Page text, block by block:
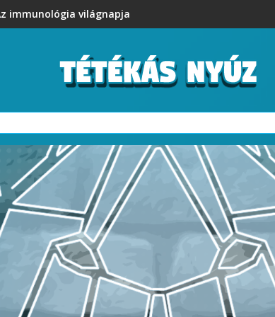
immunológia világnapja